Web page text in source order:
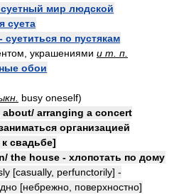
мир людской
суета
по пустякам
украшениями и т. п.
обои
busy oneself)
arranging a concert
организацией
свадьбе]
the house - хлопотать по дому
[casually, perfunctorily] -
[небрежно, поверхностно]